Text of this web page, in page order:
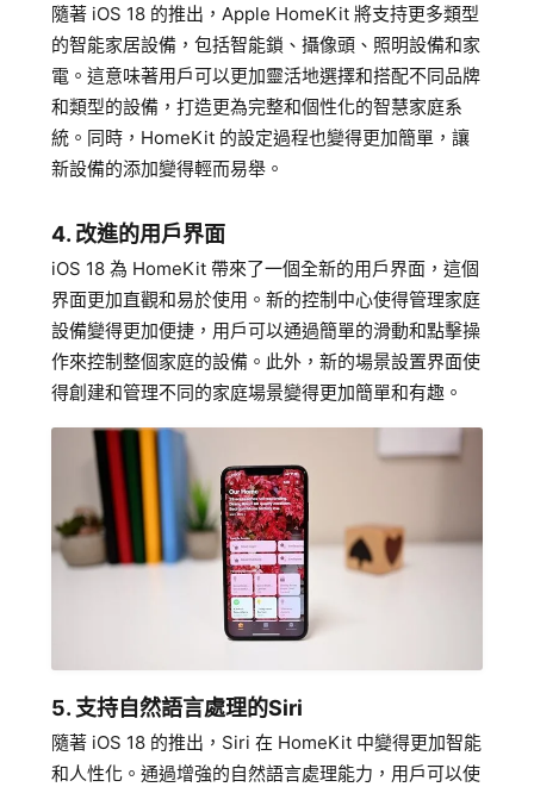
隨著 iOS 18 的推出，Apple HomeKit 將支持更多類型
的智能家居設備，包括智能鎖、攝像頭、照明設備和家
電。這意味著用戶可以更加靈活地選擇和搭配不同品牌
和類型的設備，打造更為完整和個性化的智慧家庭系
統。同時，HomeKit 的設定過程也變得更加簡單，讓
新設備的添加變得輕而易舉。
4. 改進的用戶界面
iOS 18 為 HomeKit 帶來了一個全新的用戶界面，這個
界面更加直觀和易於使用。新的控制中心使得管理家庭
設備變得更加便捷，用戶可以通過簡單的滑動和點擊操
作來控制整個家庭的設備。此外，新的場景設置界面使
得創建和管理不同的家庭場景變得更加簡單和有趣。
5. 支持自然語言處理的Siri
隨著 iOS 18 的推出，Siri 在 HomeKit 中變得更加智能
和人性化。通過增強的自然語言處理能力，用戶可以使